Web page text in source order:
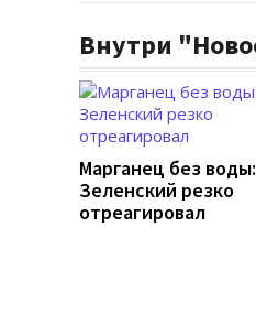
Внутри
Марганец без воды:
Зеленский резко
отреагировал